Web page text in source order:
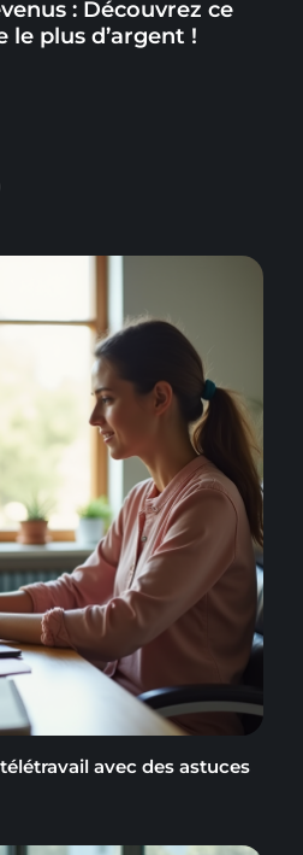
: Découvrez ce
plus d’argent !
avec des astuces